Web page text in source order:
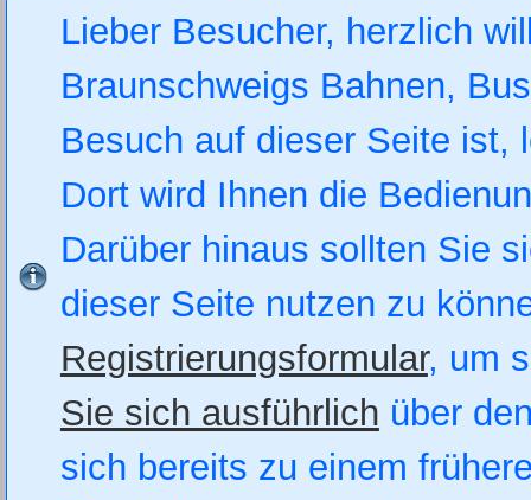
Lieber Besucher, herzlich
Braunschweigs Bahnen,
Besuch auf dieser Seite
Dort wird Ihnen die
Darüber hinaus sollten Sie
dieser Seite nutzen zu
Registrierungsformular, um
Sie sich ausführlich über
sich bereits zu einem